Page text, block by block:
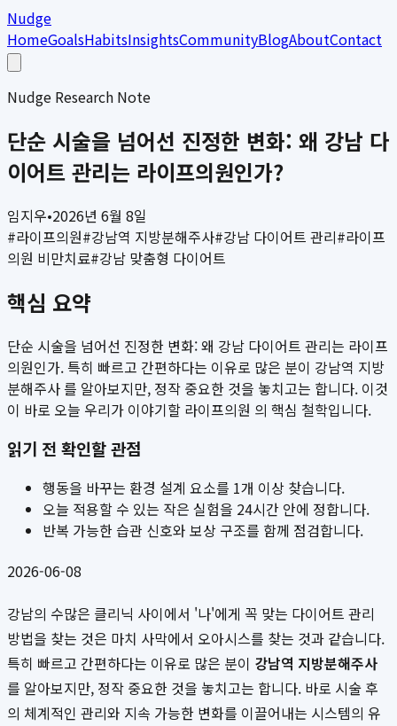
Nudge
HomeGoalsHabitsInsightsCommunityBlogAboutContact
Nudge Research Note
단순 시술을 넘어선 진정한 변화: 왜 강남 다
이어트 관리는 라이프의원인가?
임지우•2026년 6월 8일
#라이프의원#강남역 지방분해주사#강남 다이어트 관리#라이프
의원 비만치료#강남 맞춤형 다이어트
핵심 요약
단순 시술을 넘어선 진정한 변화: 왜 강남 다이어트 관리는 라이프
의원인가. 특히 빠르고 간편하다는 이유로 많은 분이 강남역 지방
분해주사 를 알아보지만, 정작 중요한 것을 놓치고는 합니다. 이것
이 바로 오늘 우리가 이야기할 라이프의원 의 핵심 철학입니다.
읽기 전 확인할 관점
행동을 바꾸는 환경 설계 요소를 1개 이상 찾습니다.
오늘 적용할 수 있는 작은 실험을 24시간 안에 정합니다.
반복 가능한 습관 신호와 보상 구조를 함께 점검합니다.
2026-06-08
강남의 수많은 클리닉 사이에서 '나'에게 꼭 맞는 다이어트 관리
방법을 찾는 것은 마치 사막에서 오아시스를 찾는 것과 같습니다.
특히 빠르고 간편하다는 이유로 많은 분이 강남역 지방분해주사
를 알아보지만, 정작 중요한 것을 놓치고는 합니다. 바로 시술 후
의 체계적인 관리와 지속 가능한 변화를 이끌어내는 시스템의 유